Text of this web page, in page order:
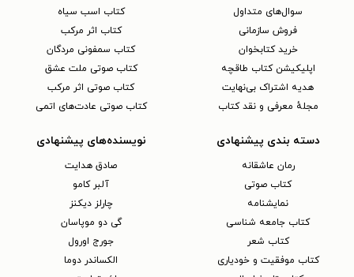
سوال‌های متداول
فروش سازمانی
خرید کتابخوان
اپلیکیشن کتاب طاقچه
هدیه اشتراک بی‌نهایت
مجلهٔ معرفی و نقد کتاب
کتاب اسب سیاه
کتاب اثر مرکب
کتاب سمفونی مردگان
کتاب صوتی ملت عشق
کتاب صوتی اثر مرکب
کتاب صوتی عادت‌های اتمی
دسته بندی پیشنهادی
رمان عاشقانه
کتاب‌ صوتی
نمایشنامه
کتاب جامعه شناسی
کتاب شعر
کتاب موفقیت و خودیاری
نویسنده‌های پیشنهادی
صادق هدایت
آلبر کامو
چارلز دیکنز
گی دو موپاسان
جورج اورول
الکساندر دوما